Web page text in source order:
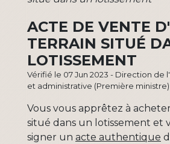
ACTE DE VENTE
TERRAIN SITUÉ
LOTISSEMENT
Vérifié le 07 Jun 2023 - Direction de
et administrative (Première ministre)
Vous vous apprêtez à
situé dans un lotissement et
signer un acte authentique